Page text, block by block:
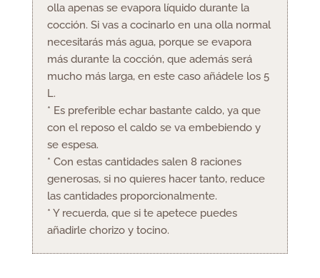
olla apenas se evapora líquido durante la
cocción. Si vas a cocinarlo en una olla normal
necesitarás más agua, porque se evapora
más durante la cocción, que además será
mucho más larga, en este caso añádele los 5
L.
* Es preferible echar bastante caldo, ya que
con el reposo el caldo se va embebiendo y
se espesa.
* Con estas cantidades salen 8 raciones
generosas, si no quieres hacer tanto, reduce
las cantidades proporcionalmente.
* Y recuerda, que si te apetece puedes
añadirle chorizo y tocino.